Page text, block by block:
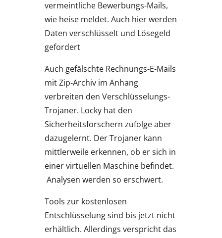
vermeintliche Bewerbungs-Mails,
wie heise meldet. Auch hier werden
Daten verschlüsselt und Lösegeld
gefordert
Auch gefälschte Rechnungs-E-Mails
mit Zip-Archiv im Anhang
verbreiten den Verschlüsselungs-
Trojaner. Locky hat den
Sicherheitsforschern zufolge aber
dazugelernt. Der Trojaner kann
mittlerweile erkennen, ob er sich in
einer virtuellen Maschine befindet.
Analysen werden so erschwert.
Tools zur kostenlosen
Entschlüsselung sind bis jetzt nicht
erhältlich. Allerdings verspricht das